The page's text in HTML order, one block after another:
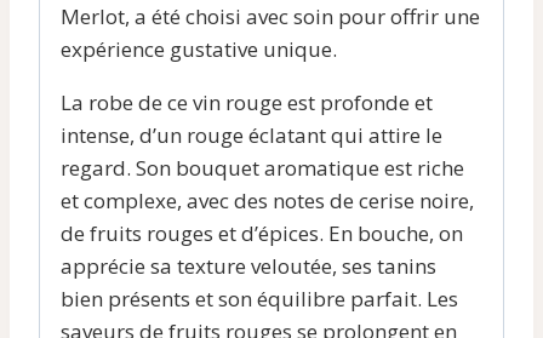
Merlot, a été choisi avec soin pour offrir une
expérience gustative unique.
La robe de ce vin rouge est profonde et
intense, d’un rouge éclatant qui attire le
regard. Son bouquet aromatique est riche
et complexe, avec des notes de cerise noire,
de fruits rouges et d’épices. En bouche, on
apprécie sa texture veloutée, ses tanins
bien présents et son équilibre parfait. Les
saveurs de fruits rouges se prolongent en